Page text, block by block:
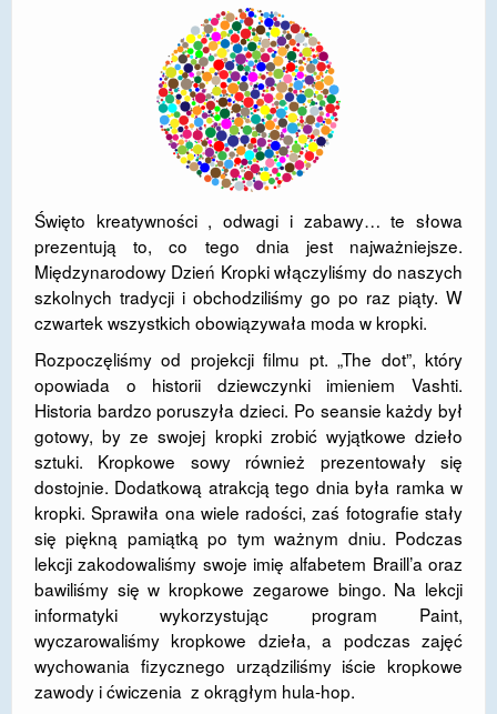
DLA RODZICÓW I UCZNIÓW
DLA PRACOWNIKÓW
DOSTĘPNOŚĆ
POLITYKA PRYWATNOŚCI
RODO
EGZAMIN ÓSMOKLASISTY
STANDARDY OCHRONY MAŁOLETNICH
PROJEKT ,,SZKOŁY Z JAKOŚCIĄ – ROZWÓJ
KSZTAŁCENIA OGÓLNEGO NA TERENIE MIASTA
ŻORY”
REKRUTACJA 2026/2027
mLegitymacja
Święto kreatywności , odwagi i zabawy… te słowa
prezentują to, co tego dnia jest najważniejsze.
Międzynarodowy Dzień Kropki włączyliśmy do naszych
szkolnych tradycji i obchodziliśmy go po raz piąty. W
czwartek wszystkich obowiązywała moda w kropki.
Rozpoczęliśmy od projekcji filmu pt. „The dot”, który
opowiada o historii dziewczynki imieniem Vashti.
Historia bardzo poruszyła dzieci. Po seansie każdy był
gotowy, by ze swojej kropki zrobić wyjątkowe dzieło
sztuki. Kropkowe sowy również prezentowały się
dostojnie. Dodatkową atrakcją tego dnia była ramka w
kropki. Sprawiła ona wiele radości, zaś fotografie stały
się piękną pamiątką po tym ważnym dniu. Podczas
lekcji zakodowaliśmy swoje imię alfabetem Braill’a oraz
bawiliśmy się w kropkowe zegarowe bingo. Na lekcji
informatyki wykorzystując program Paint,
wyczarowaliśmy kropkowe dzieła, a podczas zajęć
wychowania fizycznego urządziliśmy iście kropkowe
zawody i ćwiczenia z okrągłym hula-hop.